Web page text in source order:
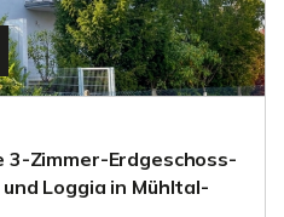
3-Zimmer-Erdgeschoss-
Loggia in Mühltal-